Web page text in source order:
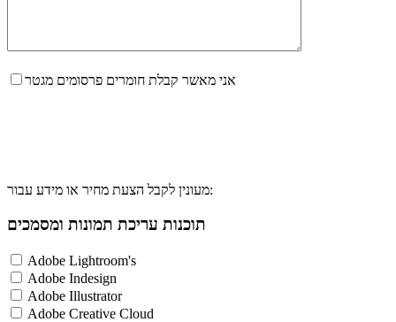
אני מאשר קבלת חומרים פרסומים מגטר
מעונין לקבל הצעת מחיר או מידע עבור:
תוכנות עריכת תמונות ומסמכים
Adobe Lightroom's
Adobe Indesign
Adobe Illustrator
Adobe Creative Cloud